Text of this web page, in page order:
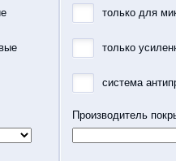
только для
только
система
Производитель